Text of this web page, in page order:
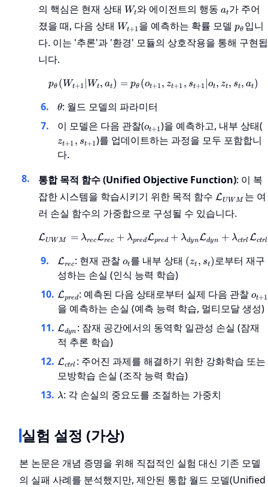
의 핵심은 현재 상태 W_t
Wt와 에이전트의 행동a_t
at가 주어
졌을 때, 다음 상태 W_{t+1}
Wt+1 을 예측하는 확률 모델pθ 입니
다. 이는 '추론'과 '환경' 모듈의 상호작용을 통해 구현됩
니다.
p_{\theta}(W_{t+1} |
pθ ( Wt+1 Wt, at) = pθ (ot+1 , zt+1 , st+1 ot , zt , st, at)
\theta
θ: 월드 모델의 파라미터
이 모델은 다음 관찰(o_{t+1}
ot+1 )을 예측하고, 내부 상태(
zt+1 , st+1 )를 업데이트하는 과정을 모두 포함합니
다.
통합 목적 함수 (Unified Objective Function): 이 복
잡한 시스템을 학습시키기 위한 목적 함수 LUWM 는 여
러 손실 함수의 가중합으로 구성될 수 있습니다.
\mathcal{L}_{UWM} =
LUWM = λrecLrec + λpredLpred + λdyn Ldyn + λctrl Lctrl
\mathcal{L}_{rec}
Lrec: 현재 관찰 o_t
ot를 내부 상태 (z_t,
(zt , st )로부터 재구
성하는 손실 (인식 능력 학습)
\mathcal{L}_{pred}
Lpred: 예측된 다음 상태로부터 실제 다음 관찰 ot+1
을 예측하는 손실 (예측 능력 학습, 멀티모달 생성)
\mathcal{L}_{dyn}
Ldyn : 잠재 공간에서의 동역학 일관성 손실 (잠재
적 추론 학습)
\mathcal{L}_{ctrl}
Lctrl : 주어진 과제를 해결하기 위한 강화학습 또는
모방학습 손실 (조작 능력 학습)
\lambda
λ: 각 손실의 중요도를 조절하는 가중치
실험 설정 (가상)
본 논문은 개념 증명을 위해 직접적인 실험 대신 기존 모델
의 실패 사례를 분석했지만, 제안된 통합 월드 모델(Unified